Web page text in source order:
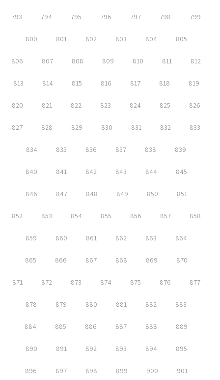
793 794 795 796 797 798 799
800 801 802 803 804 805
806 807 808 809 810 811 812
813 814 815 816 817 818 819
820 821 822 823 824 825 826
827 828 829 830 831 832 833
834 835 836 837 838 839
840 841 842 843 844 845
846 847 848 849 850 851
852 853 854 855 856 857 858
859 860 861 862 863 864
865 866 867 868 869 870
871 872 873 874 875 876 877
878 879 880 881 882 883
884 885 886 887 888 889
890 891 892 893 894 895
896 897 898 899 900 901